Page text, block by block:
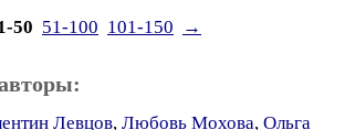
50 51-100 101-150 →
Левцов, Любовь Мохова, Ольга